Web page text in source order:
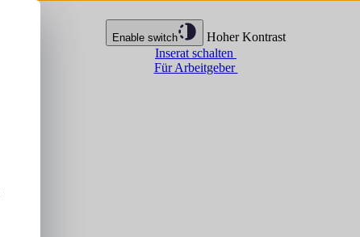
Enable switch
Hoher Kontrast
Inserat schalten
Für Arbeitgeber